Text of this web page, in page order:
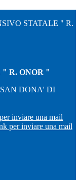
STATALE " R.
" R. ONOR "
DONA' DI
inviare una mail
per inviare una mail